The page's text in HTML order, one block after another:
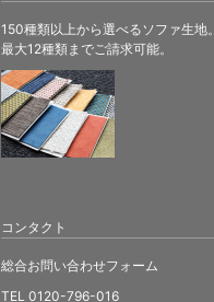
150種類以上から選べるソファ生地。
最大12種類までご請求可能。
コンタクト
総合お問い合わせフォーム
TEL 0120-796-016